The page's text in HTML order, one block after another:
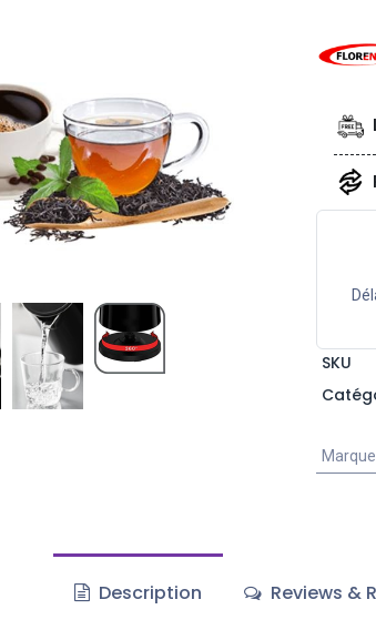
SKU
Description Reviews &